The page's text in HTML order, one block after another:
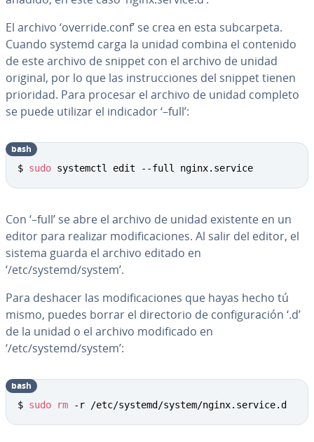
El archivo ‘override.conf’ se crea en esta su­b­ca­r­pe­ta.
Cuando systemd carga la unidad combina el contenido
de este archivo de snippet con el archivo de unidad
original, por lo que las in­s­tru­c­cio­nes del snippet tienen
prioridad. Para procesar el archivo de unidad completo
se puede utilizar el indicador ‘–full’:
$ sudo systemctl edit --full nginx.service
bash
Con ‘–full’ se abre el archivo de unidad existente en un
editor para realizar mo­di­fi­ca­cio­nes. Al salir del editor, el
sistema guarda el archivo editado en
‘/etc/systemd/system’.
Para deshacer las mo­di­fi­ca­cio­nes que hayas hecho tú
mismo, puedes borrar el di­re­c­to­rio de co­n­fi­gu­ra­ción ‘.d’
de la unidad o el archivo mo­di­fi­ca­do en
‘/etc/systemd/system’:
$ sudo rm -r /etc/systemd/system/nginx.service.d
bash